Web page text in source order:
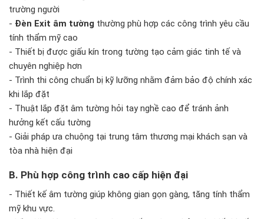
trường người
- Đèn Exit âm tường thường phù hợp các công trình yêu cầu
tính thẩm mỹ cao
- Thiết bị được giấu kín trong tường tạo cảm giác tinh tế và
chuyên nghiệp hơn
- Trình thi công chuẩn bị kỹ lưỡng nhằm đảm bảo độ chính xác
khi lắp đặt
- Thuật lắp đặt âm tường hỏi tay nghề cao để tránh ảnh
hưởng kết cấu tường
- Giải pháp ưa chuộng tại trung tâm thương mại khách sạn và
tòa nhà hiện đại
B. Phù hợp công trình cao cấp hiện đại
- Thiết kế âm tường giúp không gian gọn gàng, tăng tính thẩm
mỹ khu vực.